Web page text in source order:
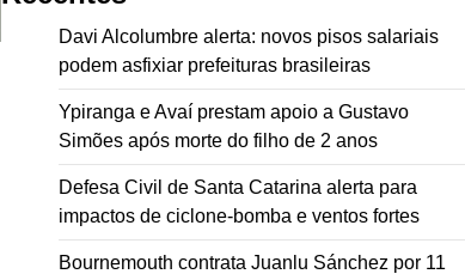
Davi Alcolumbre alerta: novos pisos salariais
podem asfixiar prefeituras brasileiras
Ypiranga e Avaí prestam apoio a Gustavo
Simões após morte do filho de 2 anos
Defesa Civil de Santa Catarina alerta para
impactos de ciclone-bomba e ventos fortes
Bournemouth contrata Juanlu Sánchez por 11